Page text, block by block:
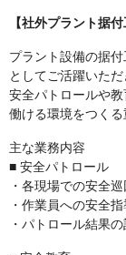
【社外プラント据
プラント設備の据
としてご活躍いただ
安全パトロールや
働ける環境をつくる
主な業務内容
■ 安全パトロール
・各現場での安全
・作業員への安全
・パトロール結果